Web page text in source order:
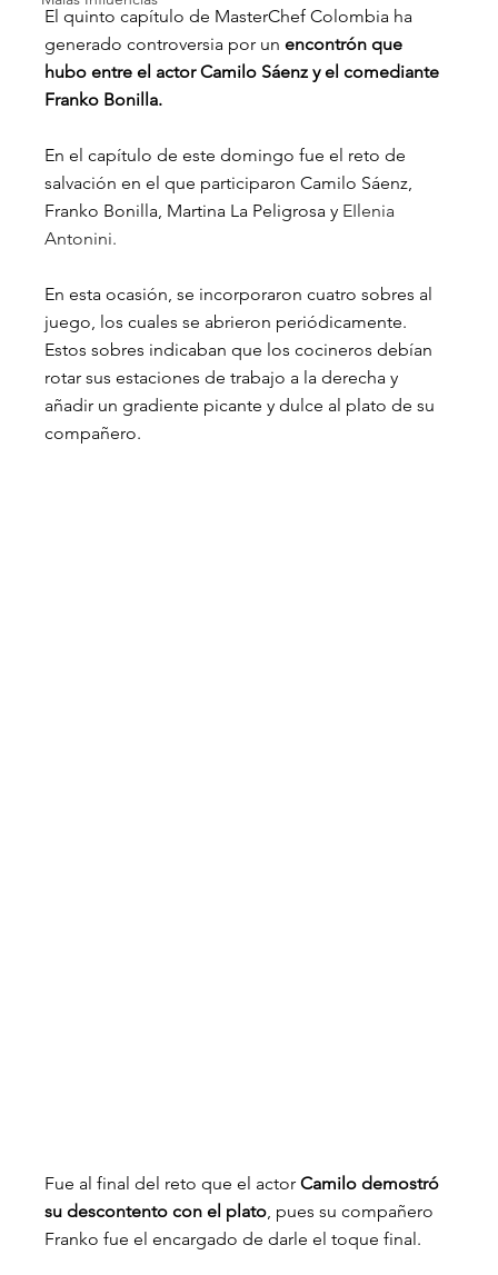
El quinto capítulo de MasterChef Colombia ha
generado controversia por un encontrón que
hubo entre el actor Camilo Sáenz y el comediante
Franko Bonilla.
En el capítulo de este domingo fue el reto de
salvación en el que participaron Camilo Sáenz,
Franko Bonilla, Martina La Peligrosa y EIlenia
Antonini.
En esta ocasión, se incorporaron cuatro sobres al
juego, los cuales se abrieron periódicamente.
Estos sobres indicaban que los cocineros debían
rotar sus estaciones de trabajo a la derecha y
añadir un gradiente picante y dulce al plato de su
compañero.
Fue al final del reto que el actor Camilo demostró
su descontento con el plato , pues su compañero
Franko fue el encargado de darle el toque final.